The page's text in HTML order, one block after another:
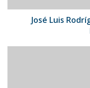
José Luis